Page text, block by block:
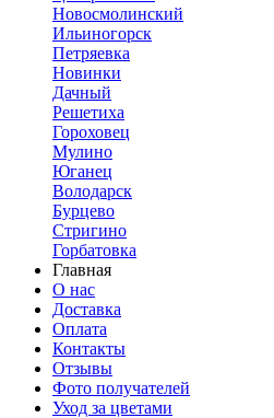
Новосмолинский
Ильиногорск
Петряевка
Новинки
Дачный
Решетиха
Гороховец
Мулино
Юганец
Володарск
Бурцево
Стригино
Горбатовка
Главная
О нас
Доставка
Оплата
Контакты
Отзывы
Фото получателей
Уход за цветами